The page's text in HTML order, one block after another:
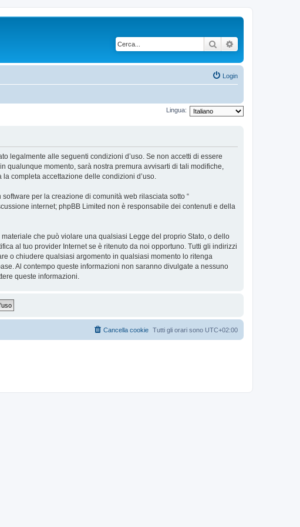
Cerca
Login
Lingua:
legalmente alle seguenti condizioni d’uso. Se non accetti di essere
qualunque momento, sarà nostra premura avvisarti di tali modifiche,
completa accettazione delle condizioni d’uso.
software per la creazione di comunità web rilasciata sotto “
internet; phpBB Limited non è responsabile dei contenuti e della
che può violare una qualsiasi Legge del proprio Stato, o dello
al tuo provider Internet se è ritenuto da noi opportuno. Tutti gli indirizzi
o chiudere qualsiasi argomento in qualsiasi momento lo ritenga
Al contempo queste informazioni non saranno divulgate a nessuno
queste informazioni.
Tutti gli orari sono UTC+02:00
Cancella cookie